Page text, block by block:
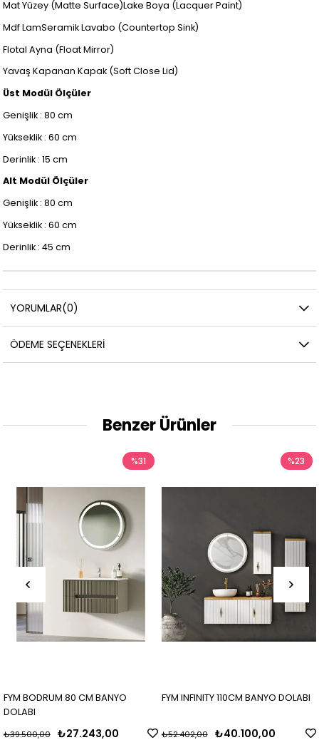
Mat Yüzey (Matte Surface)Lake Boya (Lacquer Paint)
Mdf LamSeramik Lavabo (Countertop Sink)
Flotal Ayna (Float Mirror)
Yavaş Kapanan Kapak (Soft Close Lid)
Üst Modül Ölçüler
Genişlik : 80 cm
Yükseklik : 60 cm
Derinlik : 15 cm
Alt Modül Ölçüler
Genişlik : 80 cm
Yükseklik : 60 cm
Derinlik : 45 cm
YORUMLAR(0)
ÖDEME SEÇENEKLERI
Benzer Ürünler
FYM BODRUM 80 CM BANYO
DOLABI
₺27.243,00
₺39.500,00
%31
FYM INFINITY 110CM BANYO DOLABI
₺40.100,00
₺52.402,00
%23